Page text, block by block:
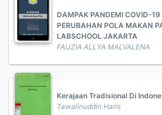
DAMPAK PANDEMI COVID-19
PERUBAHAN POLA MAKAN
LABSCHOOL JAKARTA
FAUZIA ALLYA MALVALENA
Kerajaan Tradisional Di
Tawalinuddin Haris